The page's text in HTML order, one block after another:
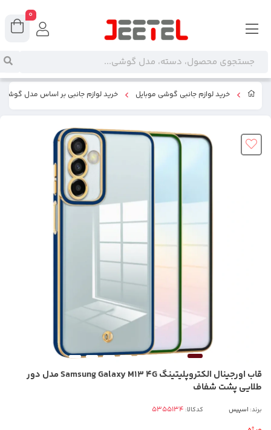
خرید لوازم جانبی گوشی موبایل خرید لوازم جانبی بر اساس مدل گوشی
قاب اورجینال الکتروپلیتینگ Samsung Galaxy M13 4G مدل دور
طلایی پشت شفاف
برند: اسپیس کدکالا:
0